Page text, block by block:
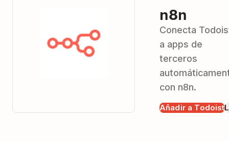
n8n
Conecta
a apps de
terceros
con n8n.
Añadir a Todoist